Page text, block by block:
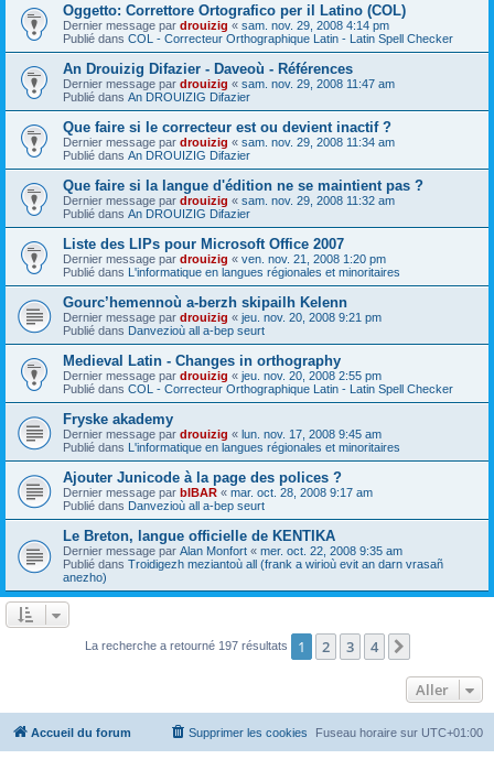
Oggetto: Correttore Ortografico per il Latino (COL)
Dernier message par drouizig « sam. nov. 29, 2008 4:14 pm
Publié dans COL - Correcteur Orthographique Latin - Latin Spell Checker
An Drouizig Difazier - Daveoù - Références
Dernier message par drouizig « sam. nov. 29, 2008 11:47 am
Publié dans An DROUIZIG Difazier
Que faire si le correcteur est ou devient inactif ?
Dernier message par drouizig « sam. nov. 29, 2008 11:34 am
Publié dans An DROUIZIG Difazier
Que faire si la langue d'édition ne se maintient pas ?
Dernier message par drouizig « sam. nov. 29, 2008 11:32 am
Publié dans An DROUIZIG Difazier
Liste des LIPs pour Microsoft Office 2007
Dernier message par drouizig « ven. nov. 21, 2008 1:20 pm
Publié dans L'informatique en langues régionales et minoritaires
Gourc’hemennoù a-berzh skipailh Kelenn
Dernier message par drouizig « jeu. nov. 20, 2008 9:21 pm
Publié dans Danvezioù all a-bep seurt
Medieval Latin - Changes in orthography
Dernier message par drouizig « jeu. nov. 20, 2008 2:55 pm
Publié dans COL - Correcteur Orthographique Latin - Latin Spell Checker
Fryske akademy
Dernier message par drouizig « lun. nov. 17, 2008 9:45 am
Publié dans L'informatique en langues régionales et minoritaires
Ajouter Junicode à la page des polices ?
Dernier message par bIBAR « mar. oct. 28, 2008 9:17 am
Publié dans Danvezioù all a-bep seurt
Le Breton, langue officielle de KENTIKA
Dernier message par Alan Monfort « mer. oct. 22, 2008 9:35 am
Publié dans Troidigezh meziantoù all (frank a wirioù evit an darn vrasañ
anezho)
La recherche a retourné 197 résultats 1 2 3 4
Aller
Accueil du forum Fuseau horaire sur UTC+01:00
Supprimer les cookies